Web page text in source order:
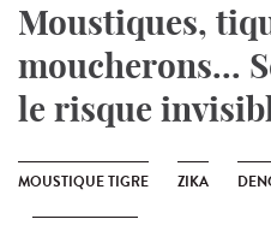
Moustiques,
moucherons...
le risque
MOUSTIQUE TIGRE ZIKA